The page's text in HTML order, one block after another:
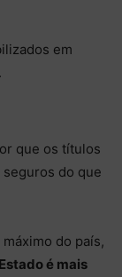
em
que os títulos
do que
do país,
é mais